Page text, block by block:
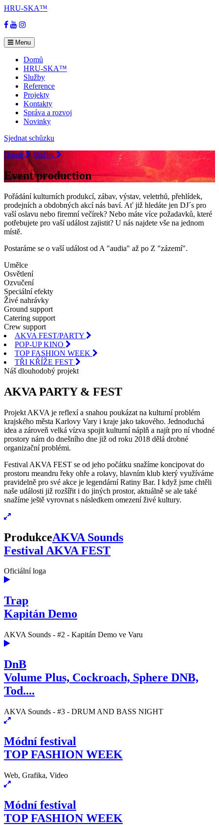
HRU-SKA™
Facebook
YouTube
Instagram
Menu
Domů
HRU-SKA™
Služby
Reference
Projekty
Kontakty
Správa a rozvoj
Novinky
Sjednat schůzku
Domů
Služby
Event production
Pořádání kulturních produkcí, zábav, výstav, veletrhů, přehlídek,
prodejních a obdobných akcí nás baví. Ať již hledáte jen DJ´s pro
vaší oslavu nebo firemní večírek? Nebo máte více požadavků, které
potřebujete pro vaší událost zajistit? U nás najdete vše na jednom
místě.
Postaráme se o vaší událost od A "audia" až po Z "zázemí".
Umělce
Osvětlení
Ozvučení
Speciální efekty
Živé nahrávky
Ground support
Catering support
Crew support
AKVA FEST/PARTY
POP-UP KINO
TOP FASHION WEEK
TŘI KŘÍŽE FEST
Náš dlouhodobý projekt
AKVA PARTY & FEST
Projekt AKVA je reflexí a snahou poukázat na kulturní problém
krajského města Karlovy Vary i kraje jako takového. Jednoduchá
idea a zároveň velká vízva spojit kulturní náplň a najít pro ní vhodné
prostory nám do dnešního dne již od roku 2018 dělá drobné
organizační problémi.
Festival AKVA FEST se od jeho počátku snažíme koncipovat do
prostoru meandru řeky ohře a rolavy, hlavním klub který využíváme
pravidelně pro své akce je legendární Ratiny Bar. I když jsme chtěli
naše události již rozšířit i do jiných prostor, aktuálně se ale také
snažíme ještě vyrovnat s následkem omezení živé kultury.
ProdukceAKVA Sounds
Festival AKVA FEST
Oficiální loga
Trap
Kapitán Demo
AKVA Sounds - #2 - Kapitán Demo ve Varu
DnB
Volume Plus, Cockroach, Sphere DNB,
Tod....
AKVA Sounds - #3 - DRUM AND BASS NIGHT
Módní festival
TOP FASHION WEEK
Web, Grafika, Video
Módní festival
TOP FASHION WEEK